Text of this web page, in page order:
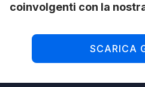
coinvolgenti con la
SCARICA